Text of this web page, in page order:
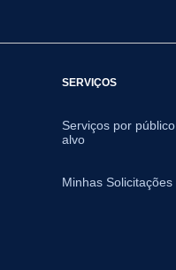
SERVIÇOS
Serviços por público
alvo
Minhas Solicitações